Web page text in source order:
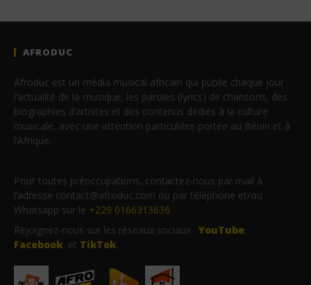
AFRODUC
Afroduc est un média musical africain qui publie chaque jour
l’actualité de la musique, les paroles (lyrics) de chansons, des
biographies d’artistes et des contenus dédiés à la culture
musicale, avec une attention particulière portée au Bénin et à
l’Afrique.
Pour toutes préoccupations, contactez-nous par mail à
l’adresse contact@afroduc.com ou par téléphone et/ou
Whatsapp sur le +229 0166313636.
Rejoignez-nous sur les réseaux sociaux : YouTube,
Facebook et TikTok.